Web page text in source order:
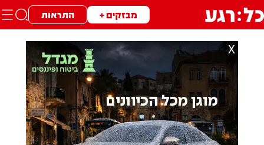
מבזקים + התראות
X